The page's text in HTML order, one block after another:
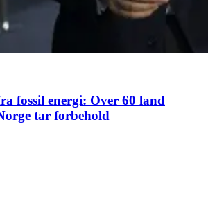
fossil energi: Over 60 land
tar forbehold